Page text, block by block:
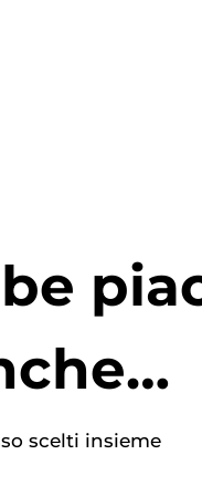
scelti insieme